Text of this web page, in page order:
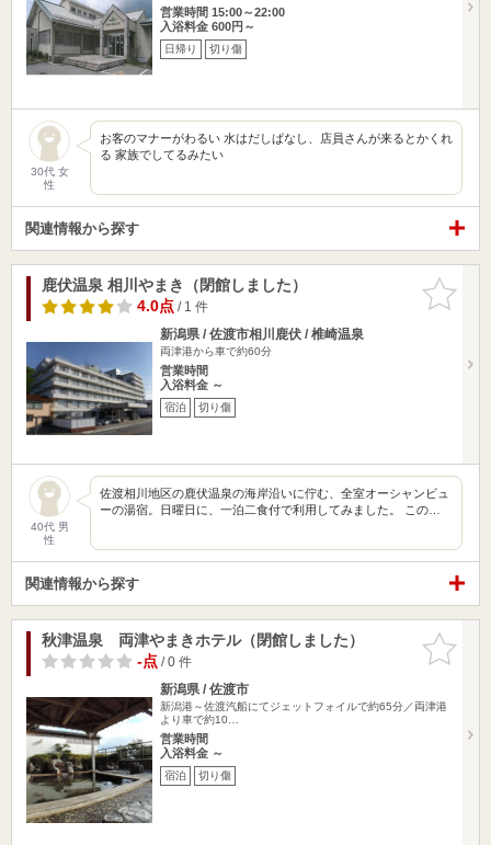
営業時間 15:00～22:00
入浴料金 600円～
日帰り 切り傷
30代 女
性
お客のマナーがわるい 水はだしぱなし、店員さんが来るとかくれ
る 家族でしてるみたい
関連情報から探す
お気に入
りに追加
鹿伏温泉 相川やまき（閉館しました）
4.0点/ 1 件
新潟県 / 佐渡市相川鹿伏 / 椎崎温泉
両津港から車で約60分
営業時間
入浴料金 ～
宿泊 切り傷
40代 男
性
佐渡相川地区の鹿伏温泉の海岸沿いに佇む、全室オーシャンビュ
ーの湯宿。日曜日に、一泊二食付で利用してみました。 この…
関連情報から探す
お気に入
りに追加
秋津温泉 両津やまきホテル（閉館しました）
-点/ 0 件
新潟県 / 佐渡市
新潟港～佐渡汽船にてジェットフォイルで約65分／両津港
より車で約10…
営業時間
入浴料金 ～
宿泊 切り傷